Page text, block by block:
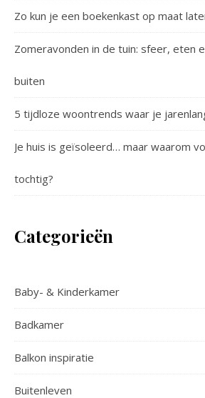
Zo kun je een boekenkast op maat
Zomeravonden in de tuin: sfeer, eten
buiten
5 tijdloze woontrends waar je
Je huis is geïsoleerd… maar waarom
tochtig?
Categorieën
Baby- & Kinderkamer
Badkamer
Balkon inspiratie
Buitenleven